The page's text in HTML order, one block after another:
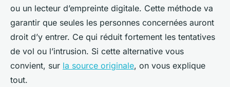
ou un lecteur d’empreinte digitale. Cette méthode va
garantir que seules les personnes concernées auront
droit d’y entrer. Ce qui réduit fortement les tentatives
de vol ou l’intrusion. Si cette alternative vous
convient, sur la source originale, on vous explique
tout.